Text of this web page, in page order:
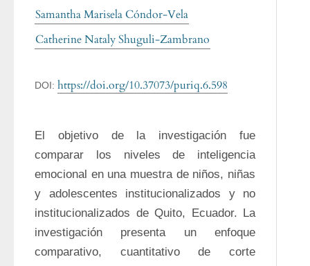
Samantha Marisela Cóndor-Vela
Catherine Nataly Shuguli-Zambrano
DOI: https://doi.org/10.37073/puriq.6.598
El objetivo de la investigación fue
comparar los niveles de inteligencia
emocional en una muestra de niños, niñas
y adolescentes institucionalizados y no
institucionalizados de Quito, Ecuador. La
investigación presenta un enfoque
comparativo, cuantitativo de corte